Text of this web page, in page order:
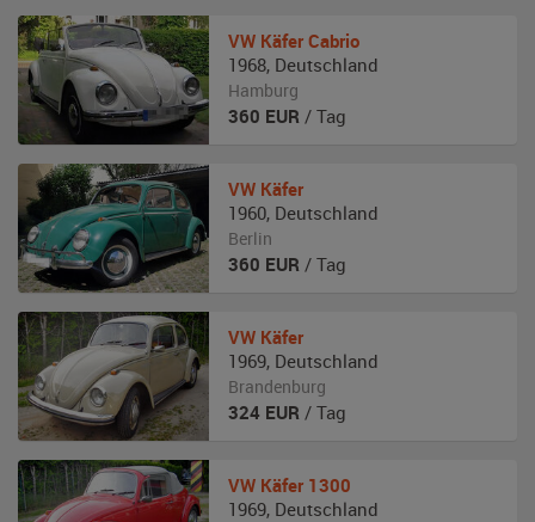
VW Käfer Cabrio
1968, Deutschland
Hamburg
360 EUR / Tag
VW Käfer
1960, Deutschland
Berlin
360 EUR / Tag
VW Käfer
1969, Deutschland
Brandenburg
324 EUR / Tag
VW Käfer 1300
1969, Deutschland